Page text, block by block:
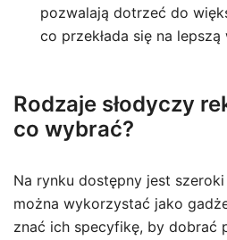
pozwalają dotrzeć do
co przekłada się na
Rodzaje słodyczy
co wybrać?
Na rynku dostępny jest
można wykorzystać jako
znać ich specyfikę, by dobrać